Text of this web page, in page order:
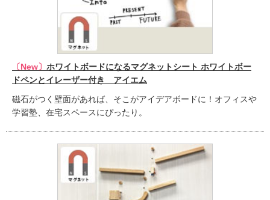
〔New〕 ホワイトボードになるマグネットシート ホワイトボー
ドペンとイレーザー付き アイエム
磁石がつく壁面があれば、そこがアイデアボードに！オフィスや
学習塾、在宅スペースにぴったり。